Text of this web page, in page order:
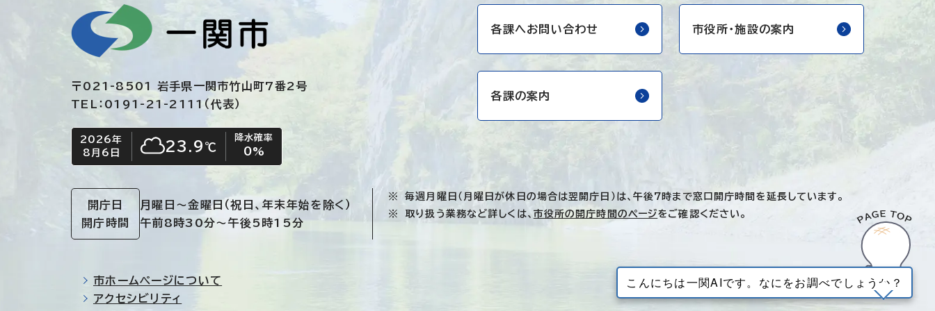
〒021-8501 岩手県一関市竹山町7番2号
TEL：0191-21-2111（代表）
今日の日付
2026年
8月6日
今日の天気
くもり
23.9℃
降水確率
0%
各課へお問い合わせ 市役所・施設の案内
各課の案内
開庁日
開庁時間
月曜日～金曜日 （祝日、年末年始を除く）
午前8時30分～午後5時15分
毎週月曜日（月曜日が休日の場合は翌開庁日）は、午後7時まで窓口開庁時間を延長しています。
取り扱う業務など詳しくは、 市役所の開庁時間のページをご確認ください。
市ホームページについて
アクセシビリティ